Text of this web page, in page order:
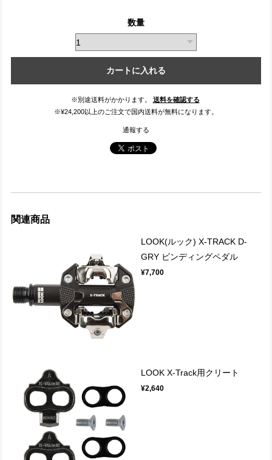
数量
カートに入れる
※別途送料がかかります。
送料を確認する
※¥24,200以上のご注文で国内送料が無料になります。
通報する
関連商品
LOOK(ルック) X-TRACK D-
GRY ビンディングペダル
¥7,700
LOOK X-Track用クリート
¥2,640